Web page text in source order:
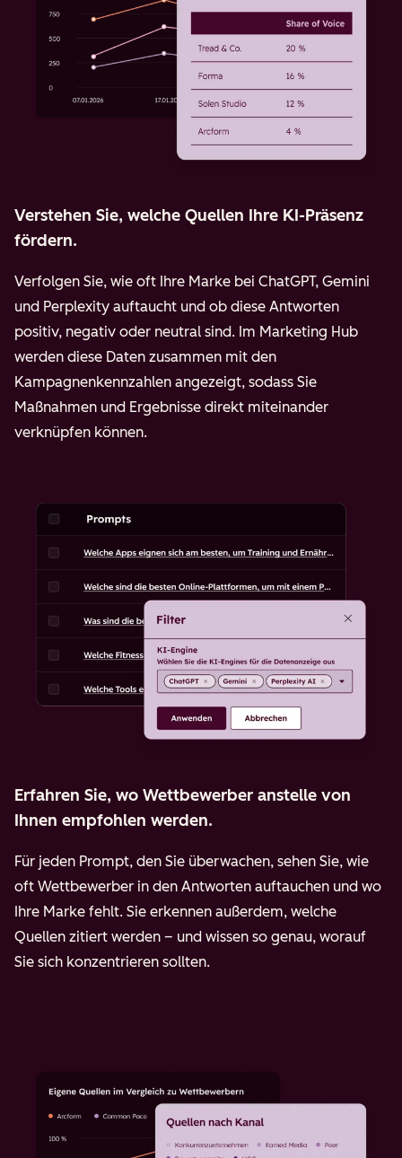
Verstehen Sie, welche Quellen Ihre KI-Präsenz
fördern.
Verfolgen Sie, wie oft Ihre Marke bei ChatGPT, Gemini
und Perplexity auftaucht und ob diese Antworten
positiv, negativ oder neutral sind. Im Marketing Hub
werden diese Daten zusammen mit den
Kampagnenkennzahlen angezeigt, sodass Sie
Maßnahmen und Ergebnisse direkt miteinander
verknüpfen können.
Erfahren Sie, wo Wettbewerber anstelle von
Ihnen empfohlen werden.
Für jeden Prompt, den Sie überwachen, sehen Sie, wie
oft Wettbewerber in den Antworten auftauchen und wo
Ihre Marke fehlt. Sie erkennen außerdem, welche
Quellen zitiert werden – und wissen so genau, worauf
Sie sich konzentrieren sollten.